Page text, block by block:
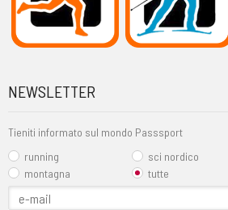
NEWSLETTER
Tieniti informato sul mondo Passsport
running
sci nordico
montagna
tutte